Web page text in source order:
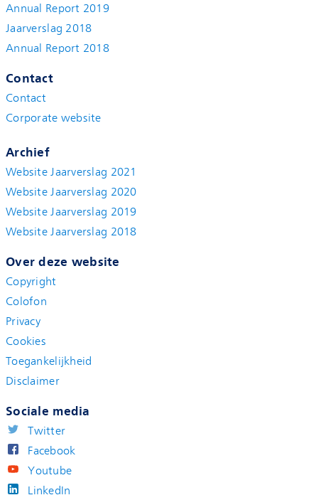
Annual Report 2019
Jaarverslag 2018
Annual Report 2018
Contact
Contact
Corporate website
Archief
Website Jaarverslag 2021
Website Jaarverslag 2020
Website Jaarverslag 2019
Website Jaarverslag 2018
Over deze website
Copyright
Colofon
Privacy
Cookies
Toegankelijkheid
Disclaimer
Sociale media
Twitter
Facebook
Youtube
LinkedIn